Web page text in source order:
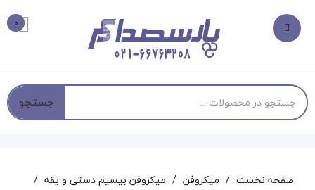
0
جستجو
صفحه نخست میکروفن میکروفن بیسیم دستی و یقه